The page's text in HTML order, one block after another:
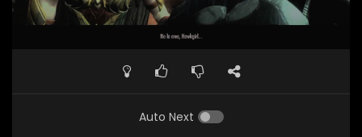
Auto Next